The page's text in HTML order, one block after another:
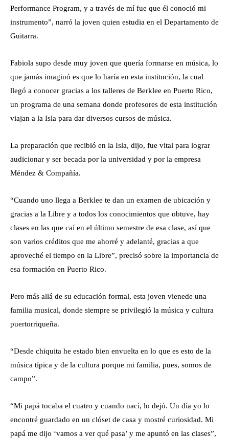
Performance Program, y a través de mí fue que él conoció mi
instrumento”, narró la joven quien estudia en el Departamento de
Guitarra.
Fabiola supo desde muy joven que quería formarse en música, lo
que jamás imaginó es que lo haría en esta institución, la cual
llegó a conocer gracias a los talleres de Berklee en Puerto Rico,
un programa de una semana donde profesores de esta institución
viajan a la Isla para dar diversos cursos de música.
La preparación que recibió en la Isla, dijo, fue vital para lograr
audicionar y ser becada por la universidad y por la empresa
Méndez & Compañía.
“Cuando uno llega a Berklee te dan un examen de ubicación y
gracias a la Libre y a todos los conocimientos que obtuve, hay
clases en las que caí en el último semestre de esa clase, así que
son varios créditos que me ahorré y adelanté, gracias a que
aproveché el tiempo en la Libre”, precisó sobre la importancia de
esa formación en Puerto Rico.
Pero más allá de su educación formal, esta joven vienede una
familia musical, donde siempre se privilegió la música y cultura
puertorriqueña.
“Desde chiquita he estado bien envuelta en lo que es esto de la
música típica y de la cultura porque mi familia, pues, somos de
campo”.
“Mi papá tocaba el cuatro y cuando nací, lo dejó. Un día yo lo
encontré guardado en un clóset de casa y mostré curiosidad. Mi
papá me dijo ‘vamos a ver qué pasa’ y me apuntó en las clases”,